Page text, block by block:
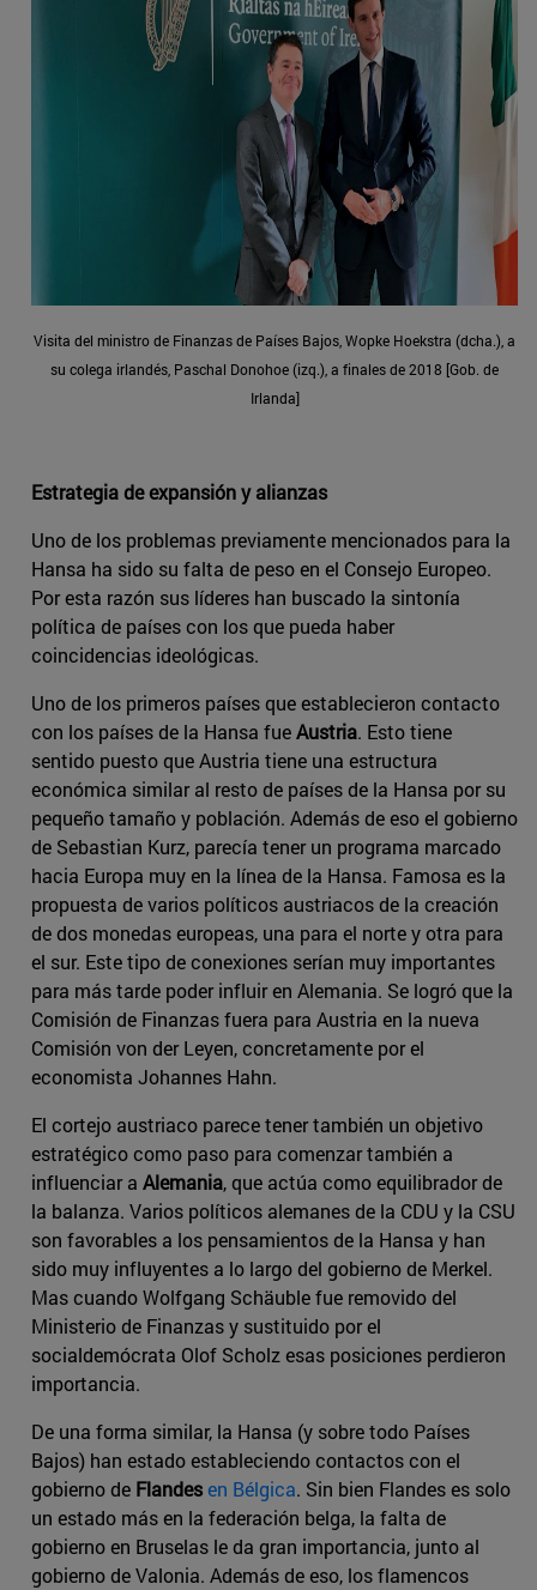
Visita del ministro de Finanzas de Países Bajos, Wopke Hoekstra (dcha.), a
su colega irlandés, Paschal Donohoe (izq.), a finales de 2018 [Gob. de
Irlanda]
Estrategia de expansión y alianzas
Uno de los problemas previamente mencionados para la
Hansa ha sido su falta de peso en el Consejo Europeo.
Por esta razón sus líderes han buscado la sintonía
política de países con los que pueda haber
coincidencias ideológicas.
Uno de los primeros países que establecieron contacto
con los países de la Hansa fueAustria. Esto tiene
sentido puesto que Austria tiene una estructura
económica similar al resto de países de la Hansa por su
pequeño tamaño y población. Además de eso el gobierno
de Sebastian Kurz, parecía tener un programa marcado
hacia Europa muy en la línea de la Hansa. Famosa es la
propuesta de varios políticos austriacos de la creación
de dos monedas europeas, una para el norte y otra para
el sur. Este tipo de conexiones serían muy importantes
para más tarde poder influir en Alemania. Se logró que la
Comisión de Finanzas fuera para Austria en la nueva
Comisión von der Leyen, concretamente por el
economista Johannes Hahn.
El cortejo austriaco parece tener también un objetivo
estratégico como paso para comenzar también a
influenciar a Alemania, que actúa como equilibrador de
la balanza. Varios políticos alemanes de la CDU y la CSU
son favorables a los pensamientos de la Hansa y han
sido muy influyentes a lo largo del gobierno de Merkel.
Mas cuando Wolfgang Schäuble fue removido del
Ministerio de Finanzas y sustituido por el
socialdemócrata Olof Scholz esas posiciones perdieron
importancia.
De una forma similar, la Hansa (y sobre todo Países
Bajos) han estado estableciendo contactos con el
gobierno de Flandesen Bélgica. Sin bien Flandes es solo
un estado más en la federación belga, la falta de
gobierno en Bruselas le da gran importancia, junto al
gobierno de Valonia. Además de eso, los flamencos